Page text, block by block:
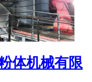
体机械有限